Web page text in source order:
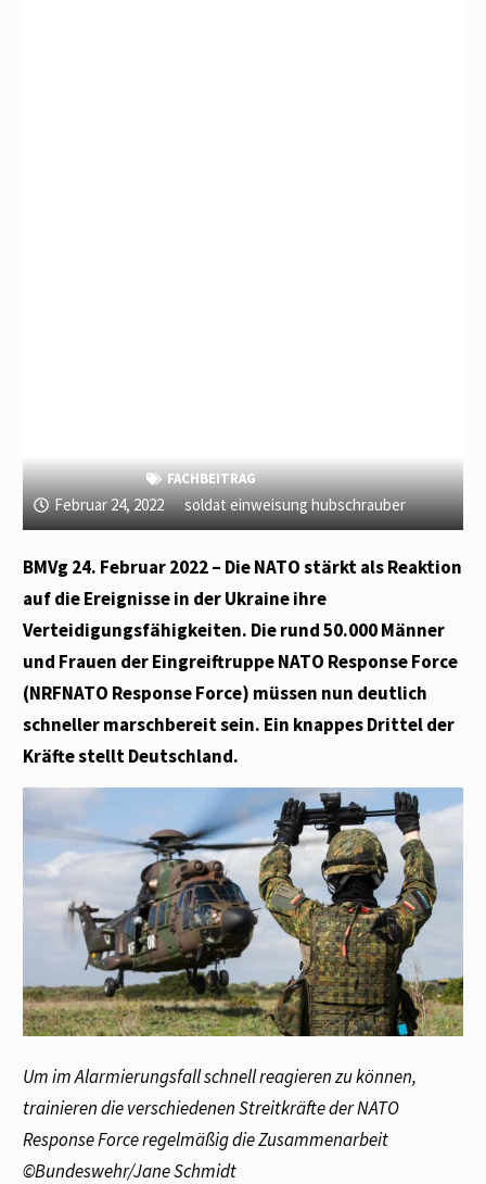
FACHBEITRAG
Februar 24, 2022 soldat einweisung hubschrauber
BMVg 24. Februar 2022 – Die NATO stärkt als Reaktion
auf die Ereignisse in der Ukraine ihre
Verteidigungsfähigkeiten. Die rund 50.000 Männer
und Frauen der Eingreiftruppe NATO Response Force
(NRFNATO Response Force) müssen nun deutlich
schneller marschbereit sein. Ein knappes Drittel der
Kräfte stellt Deutschland.
Um im Alarmierungsfall schnell reagieren zu können,
trainieren die verschiedenen Streitkräfte der NATO
Response Force regelmäßig die Zusammenarbeit
©Bundeswehr/Jane Schmidt